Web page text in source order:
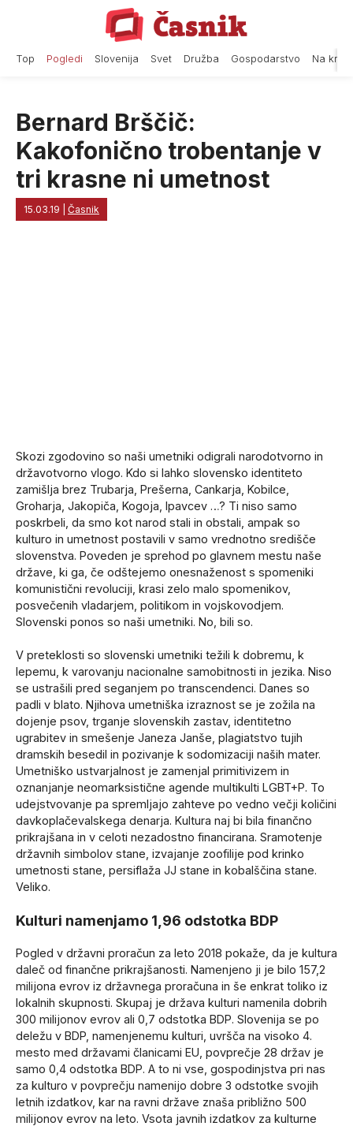
Top Pogledi Slovenija Svet Družba Gospodarstvo Na
Bernard Brščič:
Kakofonično trobentanje v
tri krasne ni umetnost
15.03.19 Časnik
Skozi zgodovino so naši umetniki odigrali narodotvorno in
državotvorno vlogo. Kdo si lahko slovensko identiteto
zamišlja brez Trubarja, Prešerna, Cankarja, Kobilce,
Groharja, Jakopiča, Kogoja, Ipavcev …? Ti niso samo
poskrbeli, da smo kot narod stali in obstali, ampak so
kulturo in umetnost postavili v samo vrednotno središče
slovenstva. Poveden je sprehod po glavnem mestu naše
države, ki ga, če odštejemo onesnaženost s spomeniki
komunistični revoluciji, krasi zelo malo spomenikov,
posvečenih vladarjem, politikom in vojskovodjem.
Slovenski ponos so naši umetniki. No, bili so.
V preteklosti so slovenski umetniki težili k dobremu, k
lepemu, k varovanju nacionalne samobitnosti in jezika. Niso
se ustrašili pred seganjem po transcendenci. Danes so
padli v blato. Njihova umetniška izraznost se je zožila na
dojenje psov, trganje slovenskih zastav, identitetno
ugrabitev in smešenje Janeza Janše, plagiatstvo tujih
dramskih besedil in pozivanje k sodomizaciji naših mater.
Umetniško ustvarjalnost je zamenjal primitivizem in
oznanjanje neomarksistične agende multikulti LGBT+P. To
udejstvovanje pa spremljajo zahteve po vedno večji količini
davkoplačevalskega denarja. Kultura naj bi bila finančno
prikrajšana in v celoti nezadostno financirana. Sramotenje
državnih simbolov stane, izvajanje zoofilije pod krinko
umetnosti stane, persiflaža JJ stane in kobalščina stane.
Veliko.
Kulturi namenjamo 1,96 odstotka BDP
Pogled v državni proračun za leto 2018 pokaže, da je kultura
daleč od finančne prikrajšanosti. Namenjeno ji je bilo 157,2
milijona evrov iz državnega proračuna in še enkrat toliko iz
lokalnih skupnosti. Skupaj je država kulturi namenila dobrih
300 milijonov evrov ali 0,7 odstotka BDP. Slovenija se po
deležu v BDP, namenjenemu kulturi, uvršča na visoko 4.
mesto med državami članicami EU, povprečje 28 držav je
samo 0,4 odstotka BDP. A to ni vse, gospodinjstva pri nas
za kulturo v povprečju namenijo dobre 3 odstotke svojih
letnih izdatkov, kar na ravni države znaša približno 500
milijonov evrov na leto. Vsota javnih izdatkov za kulturne